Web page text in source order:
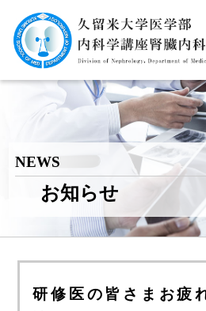
NEWS
お知らせ
研修医の皆さまお疲